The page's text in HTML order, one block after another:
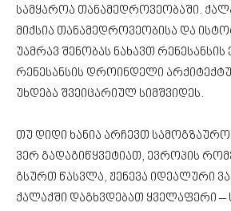
სამყაროა თანამედროვეობაში.
მიქსია თანამედროვეობისა და
უამრავ შენობას ნახავთ რენესანსის
რენესანსის დროინდელი
უხდება შვეიცარიულ სიმშვიდეს.
თუ დიდი ხანია არჩევთ
ვერ გადაგიწყვეტიათ, ევროპის
გსურთ წასვლა, ჟენევა იდეალური
ქალაქში დაგხვდებათ ყველაფერი –